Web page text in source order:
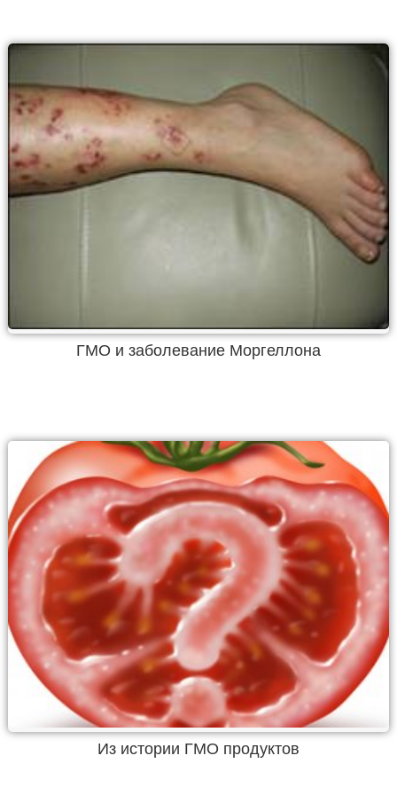
ГМО и заболевание Моргеллона
Из истории ГМО продуктов